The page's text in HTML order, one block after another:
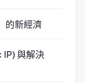
的新經濟
與解決